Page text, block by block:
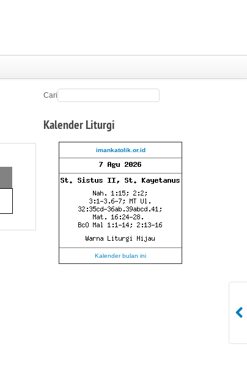
Cari
Kalender Liturgi
imankatolik.or.id
Kalender bulan ini